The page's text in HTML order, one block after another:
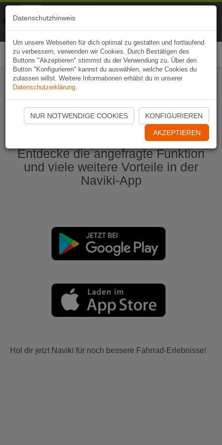
Naviki App jetzt öffnen
Entdecke die angefragte Funktion
und viele weitere Vorteile in der
Naviki-App
Hol dir jetzt Naviki für noch bessere Fahrrad-Erlebnisse!
Datenschutzhinweis
Um unsere Webseiten für dich optimal zu gestalten und fortlaufend
zu verbessern, verwenden wir Cookies. Durch Bestätigen des
Buttons "Akzeptieren" stimmst du der Verwendung zu. Über den
Button "Konfigurieren" kannst du auswählen, welche Cookies du
zulassen willst. Weitere Informationen erhälst du in unserer
Datenschutzerklärung.
NUR NOTWENDIGE COOKIES KONFIGURIEREN
AKZEPTIEREN
Naviki